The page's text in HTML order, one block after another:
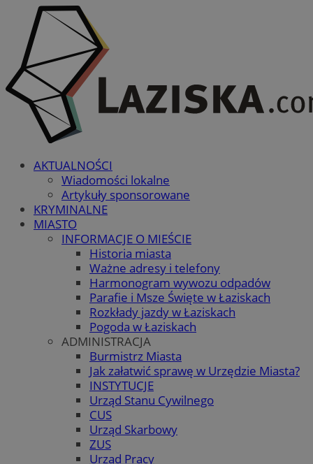
AKTUALNOŚCI
Wiadomości lokalne
Artykuły sponsorowane
KRYMINALNE
MIASTO
INFORMACJE O MIEŚCIE
Historia miasta
Ważne adresy i telefony
Harmonogram wywozu odpadów
Parafie i Msze Święte w Łaziskach
Rozkłady jazdy w Łaziskach
Pogoda w Łaziskach
ADMINISTRACJA
Burmistrz Miasta
Jak załatwić sprawę w Urzędzie Miasta?
INSTYTUCJE
Urząd Stanu Cywilnego
CUS
Urząd Skarbowy
ZUS
Urząd Pracy